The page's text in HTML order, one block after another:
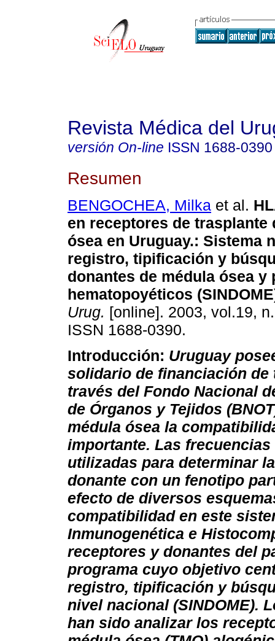
Revista Médica del
versión On-line ISSN 1688-0390
Resumen
BENGOCHEA, Milka et al.
en receptores de trasplante
ósea en Uruguay.: Sistema
registro, tipificación y
donantes de médula ósea y
hematopoyéticos
Urug. [online]. 2003, vol.19,
ISSN 1688-0390.
Introducción: Uruguay
solidario de financiación de
través del Fondo Nacional
de Órganos y Tejidos
médula ósea la
importante. Las
utilizadas para determinar
donante con un fenotipo
efecto de diversos
compatibilidad en este
Inmunogenética e
receptores y donantes del
programa cuyo objetivo
registro, tipificación y
nivel nacional (SINDOME).
han sido analizar los